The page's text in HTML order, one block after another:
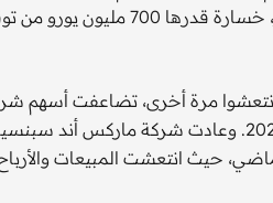
البضائع الفاخرة السويسرية ريتشمونت، المالكة لشركة
انتعشوا مرة أخرى، تضاعفت
جروب، التي تمتلك شركتي سبورت دايركت وفلانيلز، تقريبا منذ أوائل عام 2021.